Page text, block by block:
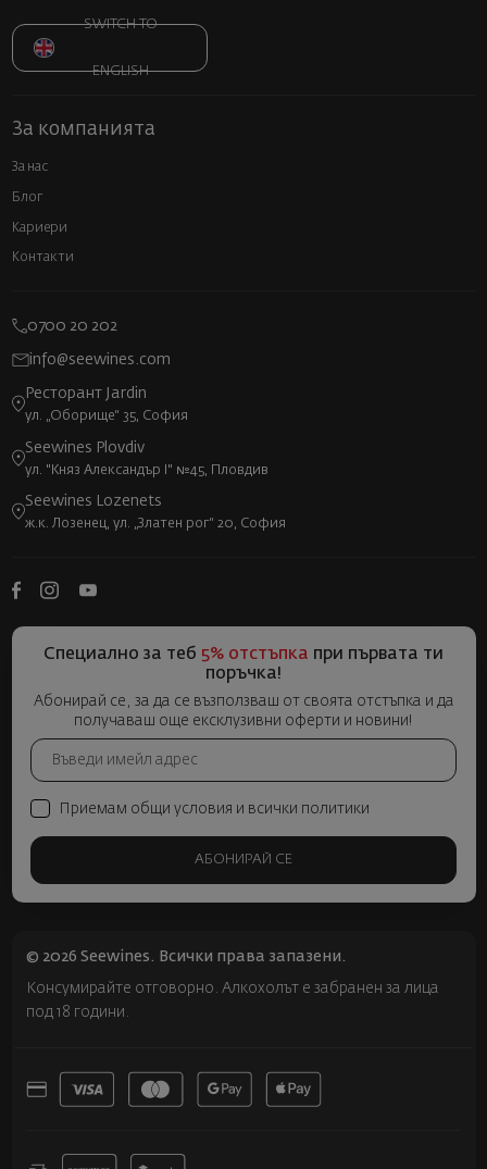
SWITCH TO
ENGLISH
За компанията
За нас
Блог
Кариери
Контакти
0700 20 202
info@seewines.com
Ресторант Jardin
ул. „Оборище“ 35, София
Seewines Plovdiv
ул. "Княз Александър I" №45, Пловдив
Seewines Lozenets
ж.к. Лозенец, ул. „Златен рог“ 20, София
Специално за теб 5% отстъпка при първата ти
поръчка!
Абонирай се, за да се възползваш от своята отстъпка и да
получаваш още ексклузивни оферти и новини!
Приемам общи условия и всички политики
АБОНИРАЙ СЕ
© 2026 Seewines. Всички права запазени.
Консумирайте отговорно. Алкохолът е забранен за лица
под 18 години.